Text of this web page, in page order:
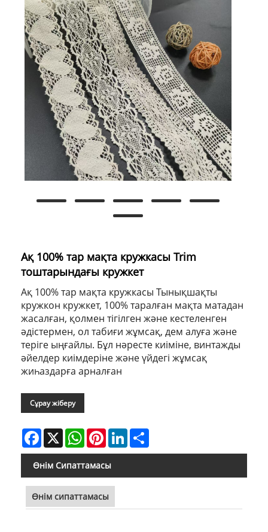
Ақ 100% тар мақта кружкасы Trim
тоштарындағы кружкет
Ақ 100% тар мақта кружкасы Тынықшақты
кружкон кружкет, 100% таралған мақта матадан
жасалған, қолмен тігілген және кестеленген
әдістермен, ол табиғи жұмсақ, дем алуға және
теріге ыңғайлы. Бұл нәресте киіміне, винтажды
әйелдер киімдеріне және үйдегі жұмсақ
жиһаздарға арналған
Сұрау жіберу
Facebook
X WhatsAppPinterestLinkedIn
Өнім Сипаттамасы
Өнім сипаттамасы